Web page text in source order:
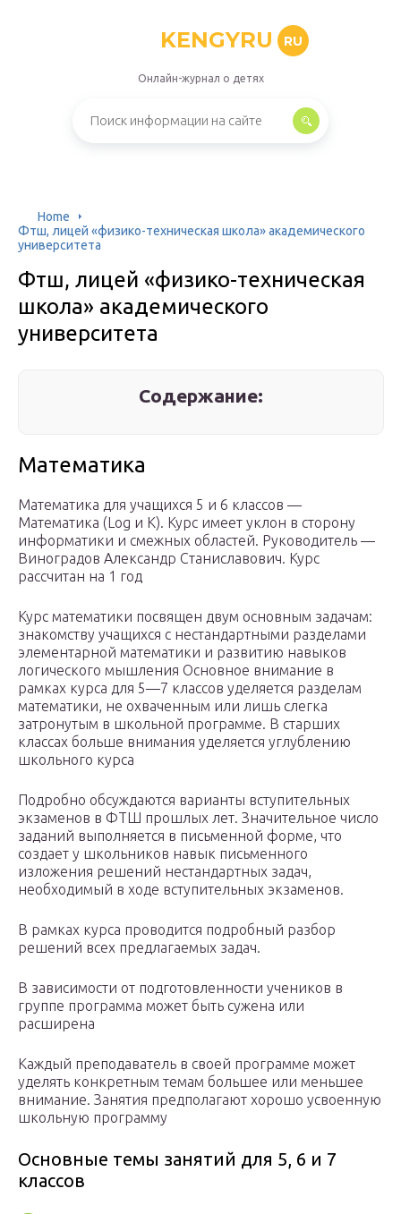
KENGYRU RU
Онлайн-журнал о детях
Home
Фтш, лицей «физико-техническая школа» академического
университета
Фтш, лицей «физико-техническая
школа» академического
университета
Содержание:
Математика
Математика для учащихся 5 и 6 классов —
Математика (Log и К). Курс имеет уклон в сторону
информатики и смежных областей. Руководитель —
Виноградов Александр Станиславович. Курс
рассчитан на 1 год
Курс математики посвящен двум основным задачам:
знакомству учащихся с нестандартными разделами
элементарной математики и развитию навыков
логического мышления Основное внимание в
рамках курса для 5—7 классов уделяется разделам
математики, не охваченным или лишь слегка
затронутым в школьной программе. В старших
классах больше внимания уделяется углублению
школьного курса
Подробно обсуждаются варианты вступительных
экзаменов в ФТШ прошлых лет. Значительное число
заданий выполняется в письменной форме, что
создает у школьников навык письменного
изложения решений нестандартных задач,
необходимый в ходе вступительных экзаменов.
В рамках курса проводится подробный разбор
решений всех предлагаемых задач.
В зависимости от подготовленности учеников в
группе программа может быть сужена или
расширена
Каждый преподаватель в своей программе может
уделять конкретным темам большее или меньшее
внимание. Занятия предполагают хорошо усвоенную
школьную программу
Основные темы занятий для 5, 6 и 7
классов